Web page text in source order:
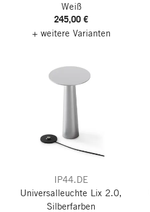
Weiß
245,00 €
+ weitere Varianten
IP44.DE
Universalleuchte Lix 2.0,
Silberfarben